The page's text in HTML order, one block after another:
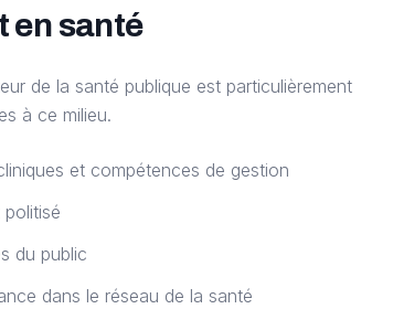
en santé
de la santé publique est particulièrement
à ce milieu.
et compétences de gestion
du public
dans le réseau de la santé